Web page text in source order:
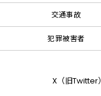
交通事故
犯罪被害者
X（旧Twitter）